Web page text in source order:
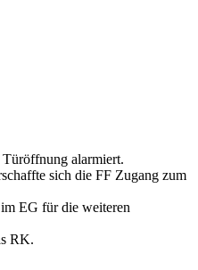
alarmiert.
sich die FF Zugang zum
EG für die weiteren
RK.